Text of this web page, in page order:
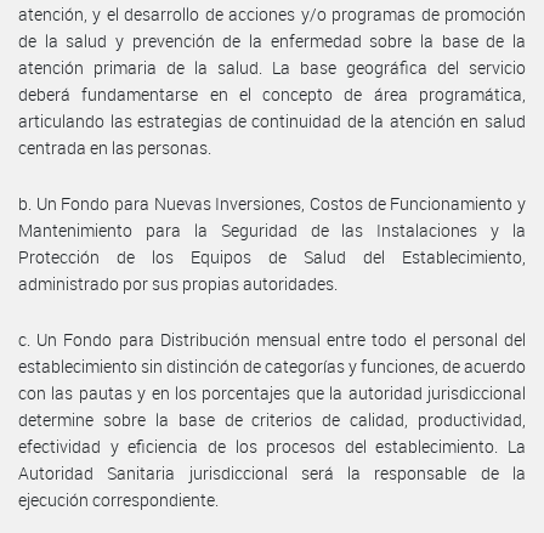
atención, y el desarrollo de acciones y/o programas de promoción
de la salud y prevención de la enfermedad sobre la base de la
atención primaria de la salud. La base geográfica del servicio
deberá fundamentarse en el concepto de área programática,
articulando las estrategias de continuidad de la atención en salud
centrada en las personas.
b. Un Fondo para Nuevas Inversiones, Costos de Funcionamiento y
Mantenimiento para la Seguridad de las Instalaciones y la
Protección de los Equipos de Salud del Establecimiento,
administrado por sus propias autoridades.
c. Un Fondo para Distribución mensual entre todo el personal del
establecimiento sin distinción de categorías y funciones, de acuerdo
con las pautas y en los porcentajes que la autoridad jurisdiccional
determine sobre la base de criterios de calidad, productividad,
efectividad y eficiencia de los procesos del establecimiento. La
Autoridad Sanitaria jurisdiccional será la responsable de la
ejecución correspondiente.